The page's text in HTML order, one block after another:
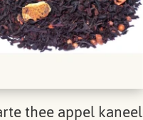
thee appel kaneel